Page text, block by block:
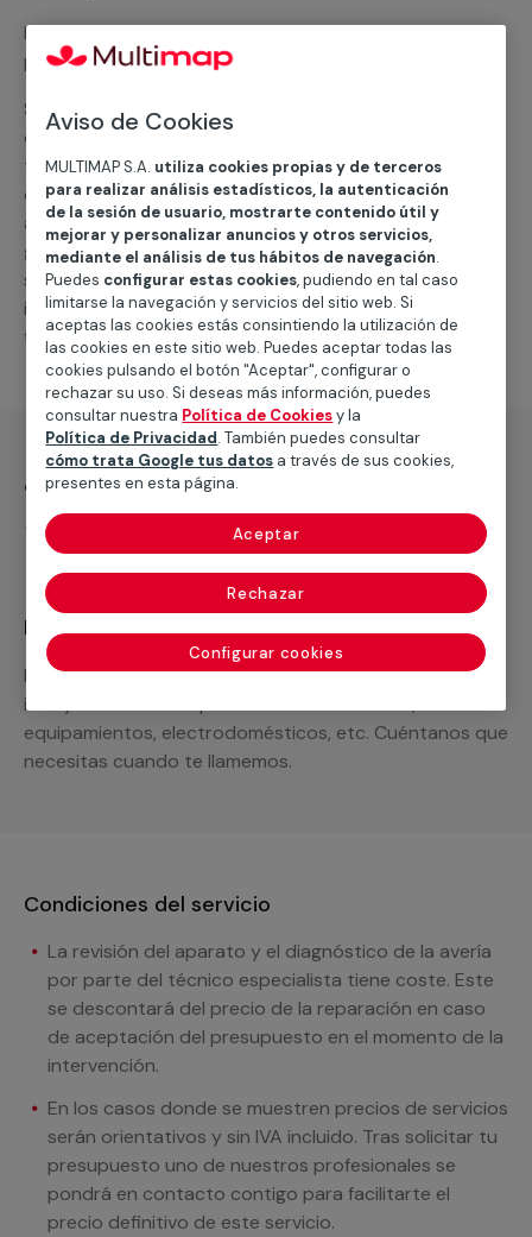
Nuestro equipo de expertos ofrece un servicio con
precios competitivos en
Solicita tu presupuesto y te ofreceremos una solución
diseñada a tu medida y sin ningún compromiso. Un
técnico de MULTIMAP contactará inmediatamente
contigo para informarte sobre las diferentes
alternativas que podemos ofrecerte para elservicio
general de climatización frio, como por ejemplo el
suministro de los materiales necesarios, las
intervenciones a realizar, o la mano de obra que hará
falta para completar tu proyecto.
¿Qué incluye?
Recuerda que en MULTIMAP
Podemos ofrecer cualquier servicio a medida
incluyendo todo lo que necesites: materiales,
equipamientos, electrodomésticos, etc. Cuéntanos que
necesitas cuando te llamemos.
Condiciones del servicio
La revisión del aparato y el diagnóstico de la avería
por parte del técnico especialista tiene coste. Este
se descontará del precio de la reparación en caso
de aceptación del presupuesto en el momento de la
intervención.
En los casos donde se muestren precios de servicios
serán orientativos y sin IVA incluido. Tras solicitar tu
presupuesto uno de nuestros profesionales se
pondrá en contacto contigo para facilitarte el
precio definitivo de este servicio.
Aviso de Cookies
MULTIMAP S.A. utiliza cookies propias y de terceros
para realizar análisis estadísticos, la autenticación
de la sesión de usuario, mostrarte contenido útil y
mejorar y personalizar anuncios y otros servicios,
mediante el análisis de tus hábitos de navegación.
Puedes configurar estas cookies, pudiendo en tal caso
limitarse la navegación y servicios del sitio web. Si
aceptas las cookies estás consintiendo la utilización de
las cookies en este sitio web. Puedes aceptar todas las
cookies pulsando el botón "Aceptar", configurar o
rechazar su uso. Si deseas más información, puedes
consultar nuestra Política de Cookiesy la
Política de Privacidad. También puedes consultar
cómo trata Google tus datos a través de sus cookies,
presentes en esta página.
Configurar cookies
Rechazar
Aceptar